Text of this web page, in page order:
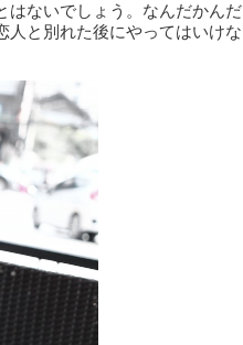
はないでしょう。なんだかんだ
と別れた後にやってはいけな